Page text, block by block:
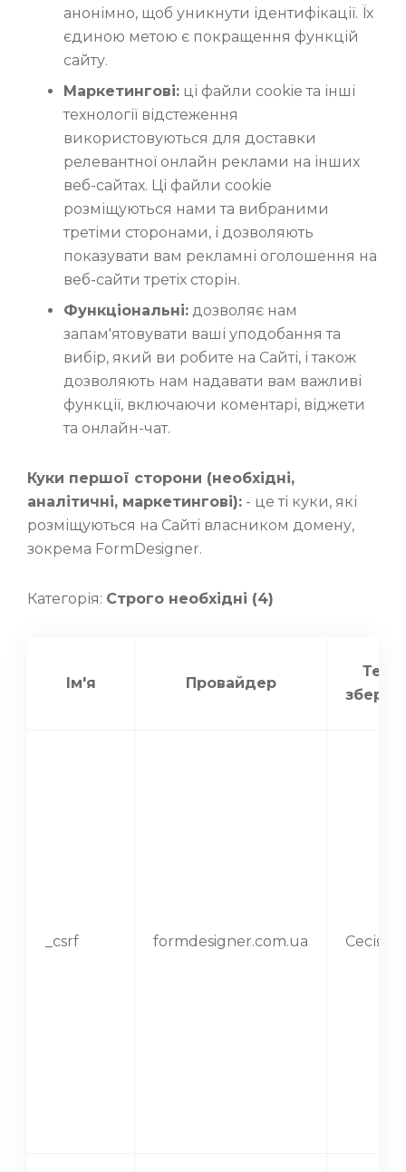
анонімно, щоб уникнути ідентифікації. Їх
єдиною метою є покращення функцій
сайту.
Маркетингові: ці файли cookie та інші
технології відстеження
використовуються для доставки
релевантної онлайн реклами на інших
веб-сайтах. Ці файли cookie
розміщуються нами та вибраними
третіми сторонами, і дозволяють
показувати вам рекламні оголошення на
веб-сайти третіх сторін.
Функціональні: дозволяє нам
запам'ятовувати ваші уподобання та
вибір, який ви робите на Сайті, і також
дозволяють нам надавати вам важливі
функції, включаючи коментарі, віджети
та онлайн-чат.
Куки першої сторони (необхідні,
аналітичні, маркетингові): - це ті куки, які
розміщуються на Сайті власником домену,
зокрема FormDesigner.
Категорія: Строго необхідні (4)
Ім'я Провайдер
_csrf formdesigner.com.ua Сесія